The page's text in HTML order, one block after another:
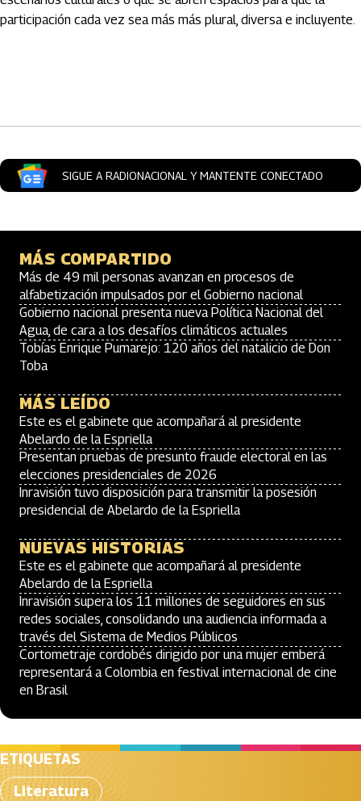
participación cada vez sea más más plural, diversa e incluyente.
SIGUE A RADIONACIONAL Y MANTENTE CONECTADO
MÁS COMPARTIDO
Más de 49 mil personas avanzan en procesos de
alfabetización impulsados por el Gobierno nacional
Gobierno nacional presenta nueva Política Nacional del
Agua, de cara a los desafíos climáticos actuales
Tobías Enrique Pumarejo: 120 años del natalicio de Don
Toba
MÁS LEÍDO
Este es el gabinete que acompañará al presidente
Abelardo de la Espriella
Presentan pruebas de presunto fraude electoral en las
elecciones presidenciales de 2026
Inravisión tuvo disposición para transmitir la posesión
presidencial de Abelardo de la Espriella
NUEVAS HISTORIAS
Este es el gabinete que acompañará al presidente
Abelardo de la Espriella
Inravisión supera los 11 millones de seguidores en sus
redes sociales, consolidando una audiencia informada a
través del Sistema de Medios Públicos
Cortometraje cordobés dirigido por una mujer emberá
representará a Colombia en festival internacional de cine
en Brasil
ETIQUETAS
Literatura